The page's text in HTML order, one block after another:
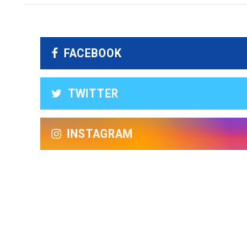
FACEBOOK
TWITTER
INSTAGRAM